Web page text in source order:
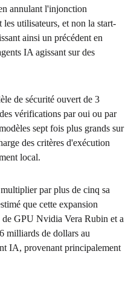
annulant l'injonction
utilisateurs, et non la start-
ainsi un précédent en
IA agissant sur des
de sécurité ouvert de 3
vérifications par oui ou par
sept fois plus grands sur
des critères d'exécution
local.
par plus de cinq sa
que cette expansion
GPU Nvidia Vera Rubin et a
milliards de dollars au
IA, provenant principalement